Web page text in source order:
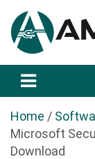
a
Home
Microsoft
Download